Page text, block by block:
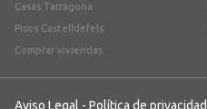
Casas Tarragona
Pisos Castelldefels
Comprar viviendas
Aviso Legal - Política de privacidad